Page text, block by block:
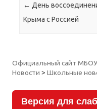
← День
Крыма с Россией
Официальный сайт МБОУ
Новости > Школьные
Версия для